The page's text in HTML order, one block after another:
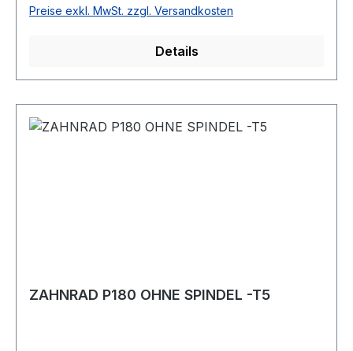
Preise exkl. MwSt. zzgl. Versandkosten
Details
ZAHNRAD P180 OHNE SPINDEL -T5